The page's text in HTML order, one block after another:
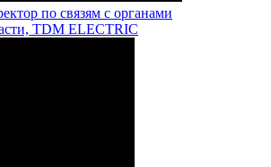
по связям с органами
TDM ELECTRIC